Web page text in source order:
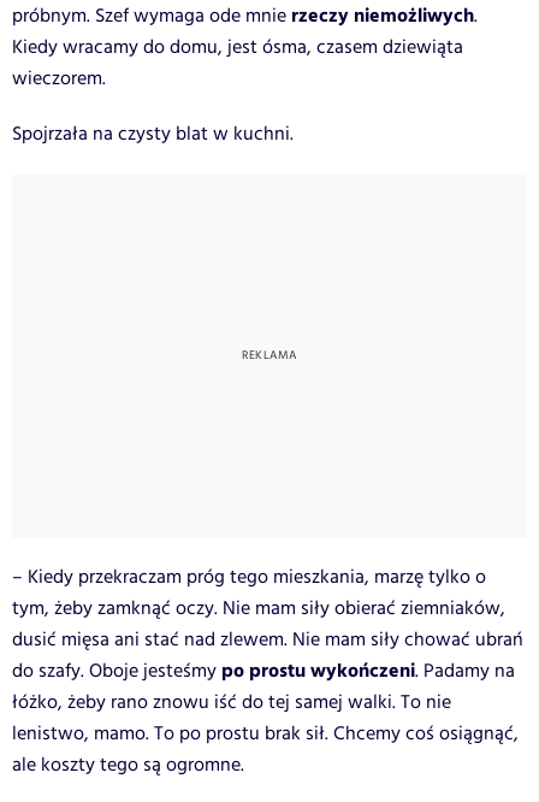
próbnym. Szef wymaga ode mnie rzeczy niemożliwych.
Kiedy wracamy do domu, jest ósma, czasem dziewiąta
wieczorem.
Spojrzała na czysty blat w kuchni.
– Kiedy przekraczam próg tego mieszkania, marzę tylko o
tym, żeby zamknąć oczy. Nie mam siły obierać ziemniaków,
dusić mięsa ani stać nad zlewem. Nie mam siły chować ubrań
do szafy. Oboje jesteśmy po prostu wykończeni. Padamy na
łóżko, żeby rano znowu iść do tej samej walki. To nie
lenistwo, mamo. To po prostu brak sił. Chcemy coś osiągnąć,
ale koszty tego są ogromne.